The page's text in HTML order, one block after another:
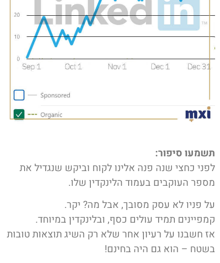
תשמעו סיפור:
לפני כחצי שנה פנה אלינו לקוח וביקש שנגדיל את
מספר העוקבים בעמוד הלינקדין שלו.
על פניו לא עסק מסובך, אבל מה? יקר.
קמפיינים תמיד עולים כסף, ובלינקדין במיוחד.
אז חשבנו על רעיון אחר שלא רק השיג תוצאות טובות
בשטח – הוא גם היה בחינם!